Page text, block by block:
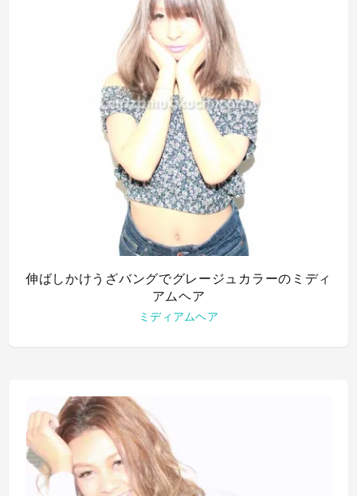
伸ばしかけうざバングでグレージュカラーのミディ
アムヘア
ミディアムヘア